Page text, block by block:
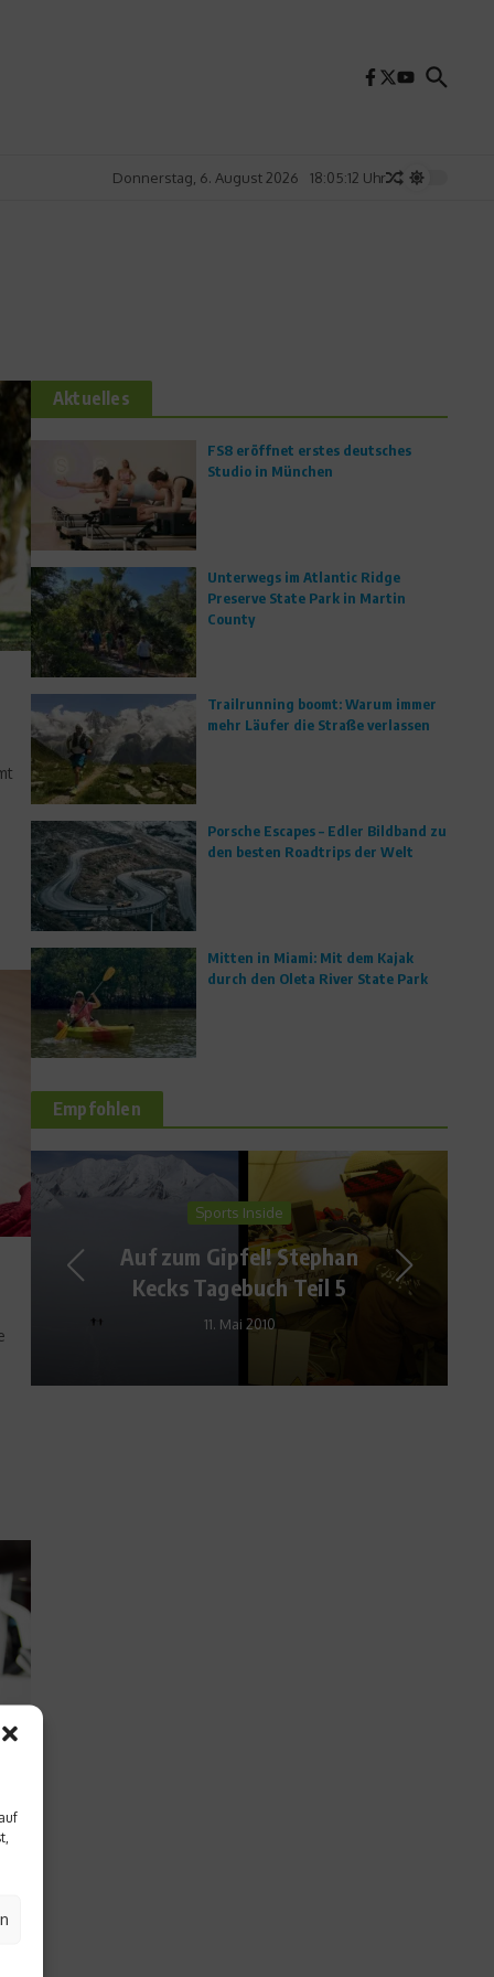
Donnerstag, 6. August 2026 18:05:14 Uhr
Aktuelles
FS8 eröffnet erstes deutsches
Studio in München
Unterwegs im Atlantic Ridge
Preserve State Park in Martin
County
Trailrunning boomt: Warum immer
mehr Läufer die Straße verlassen
Porsche Escapes – Edler Bildband zu
den besten Roadtrips der Welt
Mitten in Miami: Mit dem Kajak
durch den Oleta River State Park
Empfohlen
Interview mit Laureus
Botschafter und Judo-
Olympiasieger Ole Bischof